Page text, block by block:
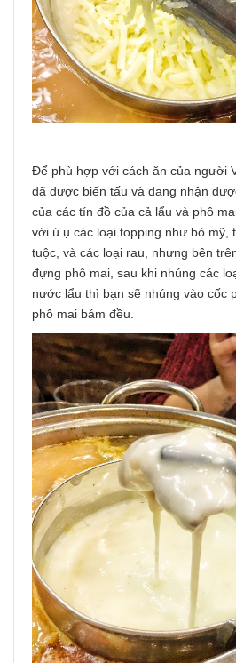
Lẩu
Để phù hợp với cách ăn của người
đã được biến tấu và đang nhận
của các tín đồ của cả lẩu và phô
với ú ụ các loại topping như bò mỹ,
tuộc, và các loại rau, nhưng bên
đựng phô mai, sau khi nhúng các
nước lẩu thì bạn sẽ nhúng vào cốc
phô mai bám đều.